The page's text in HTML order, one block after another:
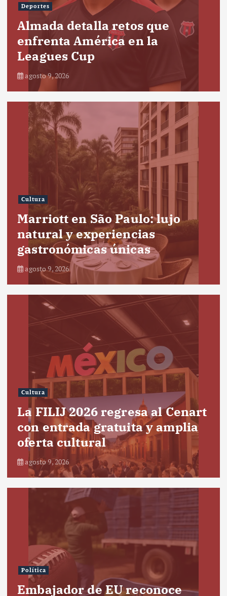
Deportes
Almada detalla retos que
enfrenta América en la
Leagues Cup
agosto 9, 2026
Cultura
Marriott en São Paulo: lujo
natural y experiencias
gastronómicas únicas
agosto 9, 2026
Cultura
La FILIJ 2026 regresa al Cenart
con entrada gratuita y amplia
oferta cultural
agosto 9, 2026
Política
Embajador de EU reconoce